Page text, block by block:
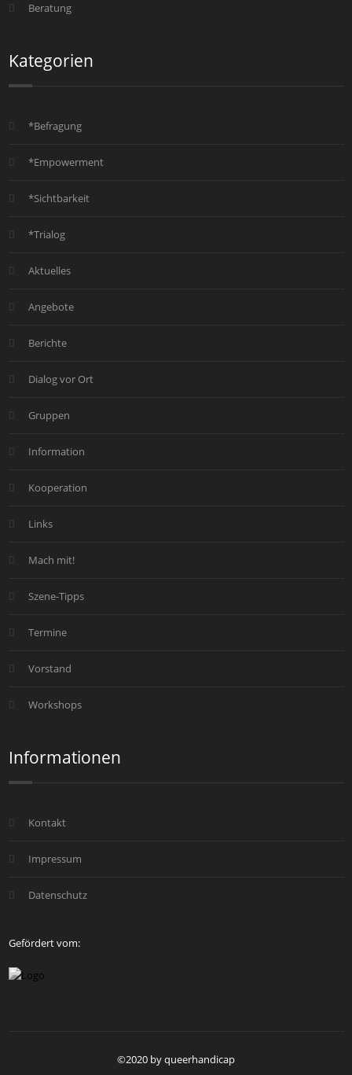
Beratung
Kategorien
*Befragung
*Empowerment
*Sichtbarkeit
*Trialog
Aktuelles
Angebote
Berichte
Dialog vor Ort
Gruppen
Information
Kooperation
Links
Mach mit!
Szene-Tipps
Termine
Vorstand
Workshops
Informationen
Kontakt
Impressum
Datenschutz
Gefördert vom:
©2020 by queerhandicap